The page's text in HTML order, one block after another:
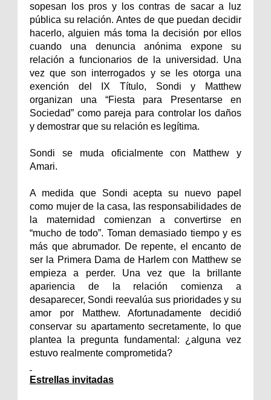
sopesan los pros y los contras de sacar a luz
pública su relación. Antes de que puedan decidir
hacerlo, alguien más toma la decisión por ellos
cuando una denuncia anónima expone su
relación a funcionarios de la universidad. Una
vez que son interrogados y se les otorga una
exención del IX Título, Sondi y Matthew
organizan una “Fiesta para Presentarse en
Sociedad” como pareja para controlar los daños
y demostrar que su relación es legítima.
Sondi se muda oficialmente con Matthew y
Amari.
A medida que Sondi acepta su nuevo papel
como mujer de la casa, las responsabilidades de
la maternidad comienzan a convertirse en
“mucho de todo”. Toman demasiado tiempo y es
más que abrumador. De repente, el encanto de
ser la Primera Dama de Harlem con Matthew se
empieza a perder. Una vez que la brillante
apariencia de la relación comienza a
desaparecer, Sondi reevalúa sus prioridades y su
amor por Matthew. Afortunadamente decidió
conservar su apartamento secretamente, lo que
plantea la pregunta fundamental: ¿alguna vez
estuvo realmente comprometida?
Estrellas invitadas